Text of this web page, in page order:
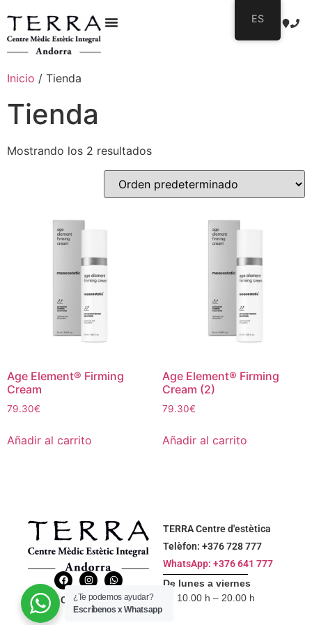
Inicio / Tienda
Tienda
Mostrando los 2 resultados
Age Element® Firming
Cream
79.30€
Añadir al carrito
Age Element® Firming
Cream (2)
79.30€
Añadir al carrito
Contáctanos
TERRA Centre d'estètica
Telèfon: ‭+376 728 777‬
WhatsApp: +376 641 777
De lunes a viernes
de 10.00 h – 20.00 h
ES
¿Te podemos ayudar?
Escríbenos x Whatsapp